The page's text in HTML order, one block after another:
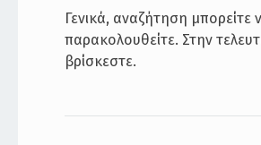
Γενικά, αναζήτηση
παρακολουθείτε. Στην
βρίσκεστε.